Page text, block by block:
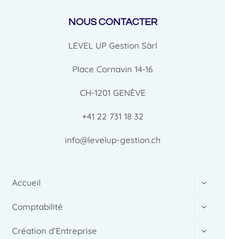
NOUS CONTACTER
LEVEL UP Gestion Sàrl
Place Cornavin 14-16
CH-1201 GENÈVE
+41 22 731 18 32
info@levelup-gestion.ch
Accueil
enfant
Comptabilité
enfant
Création d’Entreprise